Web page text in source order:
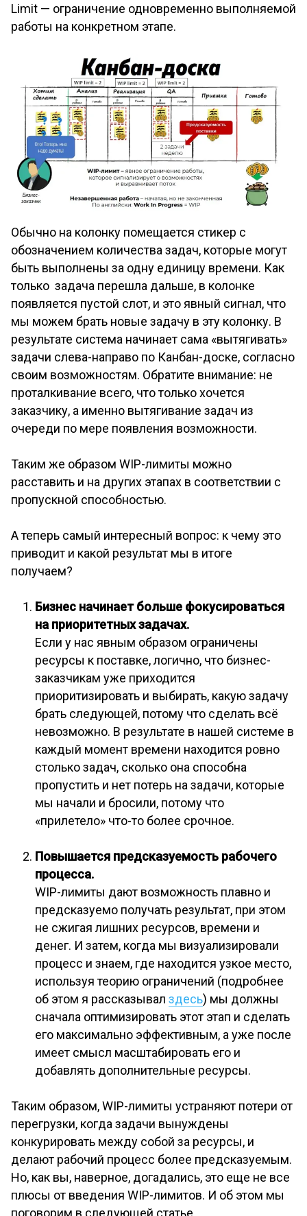
Limit — ограничение одновременно выполняемой
работы на конкретном этапе.
Обычно на колонку помещается стикер с
обозначением количества задач, которые могут
быть выполнены за одну единицу времени. Как
только задача перешла дальше, в колонке
появляется пустой слот, и это явный сигнал, что
мы можем брать новые задачу в эту колонку. В
результате система начинает сама «вытягивать»
задачи слева-направо по Канбан-доске, согласно
своим возможностям. Обратите внимание: не
проталкивание всего, что только хочется
заказчику, а именно вытягивание задач из
очереди по мере появления возможности.
Таким же образом WIP-лимиты можно
расставить и на других этапах в соответствии с
пропускной способностью.
А теперь самый интересный вопрос: к чему это
приводит и какой результат мы в итоге
получаем?
Бизнес начинает больше фокусироваться
на приоритетных задачах.
Если у нас явным образом ограничены
ресурсы к поставке, логично, что бизнес-
заказчикам уже приходится
приоритизировать и выбирать, какую задачу
брать следующей, потому что сделать всё
невозможно. В результате в нашей системе в
каждый момент времени находится ровно
столько задач, сколько она способна
пропустить и нет потерь на задачи, которые
мы начали и бросили, потому что
«прилетело» что-то более срочное.
Повышается предсказуемость рабочего
процесса.
WIP-лимиты дают возможность плавно и
предсказуемо получать результат, при этом
не сжигая лишних ресурсов, времени и
денег. И затем, когда мы визуализировали
процесс и знаем, где находится узкое место,
используя теорию ограничений (подробнее
об этом я рассказывал здесь) мы должны
сначала оптимизировать этот этап и сделать
его максимально эффективным, а уже после
имеет смысл масштабировать его и
добавлять дополнительные ресурсы.
Таким образом, WIP-лимиты устраняют потери от
перегрузки, когда задачи вынуждены
конкурировать между собой за ресурсы, и
делают рабочий процесс более предсказуемым.
Но, как вы, наверное, догадались, это еще не все
плюсы от введения WIP-лимитов. И об этом мы
поговорим в следующей статье.